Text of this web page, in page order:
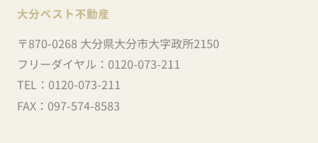
〒870-0268 大分県大分市大字政所2150
フリーダイヤル： 0120-073-211
TEL： 0120-073-211
FAX： 097-574-8583